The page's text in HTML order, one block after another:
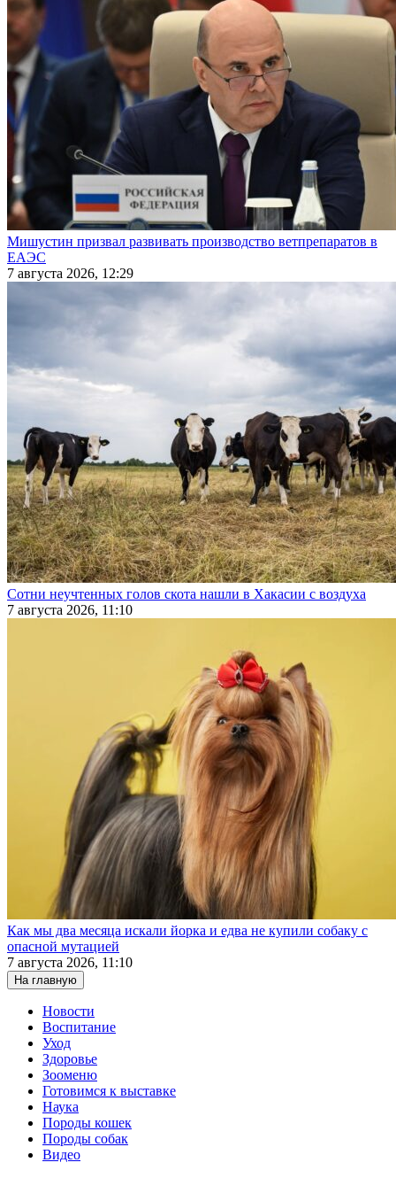
Мишустин призвал развивать производство ветпрепаратов в
ЕАЭС
7 августа 2026, 12:29
Сотни неучтенных голов скота нашли в Хакасии с воздуха
7 августа 2026, 11:10
Как мы два месяца искали йорка и едва не купили собаку с
опасной мутацией
7 августа 2026, 11:10
На главную
Новости
Воспитание
Уход
Здоровье
Зооменю
Готовимся к выставке
Наука
Породы кошек
Породы собак
Видео